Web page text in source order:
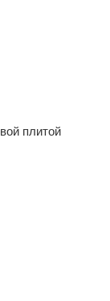
плитой